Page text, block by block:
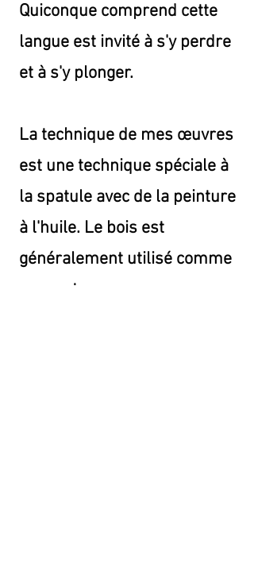
Quiconque comprend cette
langue est invité à s'y perdre
et à s'y plonger.
La technique de mes œuvres
est une technique spéciale à
la spatule avec de la peinture
à l'huile. Le bois est
généralement utilisé comme
support.